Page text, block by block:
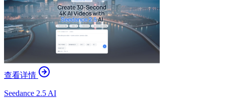
查看详情
Seedance 2.5 AI